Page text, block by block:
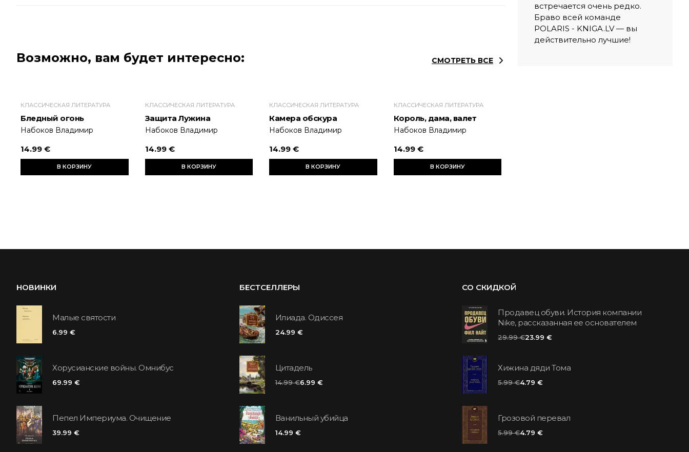
Возможно, вам будет интересно: СМОТРЕТЬ ВСЕ
КЛАССИЧЕСКАЯ ЛИТЕРАТУРА
Бледный огонь
Набоков Владимир
14.99 €
В КОРЗИНУ
КЛАССИЧЕСКАЯ ЛИТЕРАТУРА
Защита Лужина
Набоков Владимир
14.99 €
В КОРЗИНУ
КЛАССИЧЕСКАЯ ЛИТЕРАТУРА
Камера обскура
Набоков Владимир
14.99 €
В КОРЗИНУ
КЛАССИЧЕСКАЯ ЛИТЕРАТУРА
Король, дама, валет
Набоков Владимир
14.99 €
В КОРЗИНУ
встречается очень редко.
Браво всей команде
POLARIS - KNIGA.LV — вы
действительно лучшие!
НОВИНКИ
Малые святости
6.99 €
Хорусианские войны. Омнибус
69.99 €
Пепел Империума. Очищение
39.99 €
БЕСТСЕЛЛЕРЫ
Илиада. Одиссея
24.99 €
Цитадель
14.99 €6.99 €
Ванильный убийца
14.99 €
СО СКИДКОЙ
Продавец обуви. История компании
Nike, рассказанная ее основателем
29.99 €23.99 €
Хижина дяди Тома
5.99 €4.79 €
Грозовой перевал
5.99 €4.79 €